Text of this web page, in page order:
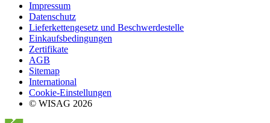
Impressum
Datenschutz
Lieferkettengesetz und Beschwerdestelle
Einkaufsbedingungen
Zertifikate
AGB
Sitemap
International
Cookie-Einstellungen
© WISAG 2026